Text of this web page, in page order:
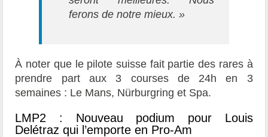
ferons de notre mieux. »
À noter que le pilote suisse fait partie des rares à
prendre part aux 3 courses de 24h en 3
semaines : Le Mans, Nürburgring et Spa.
LMP2 : Nouveau podium pour Louis
Delétraz qui l’emporte en Pro-Am